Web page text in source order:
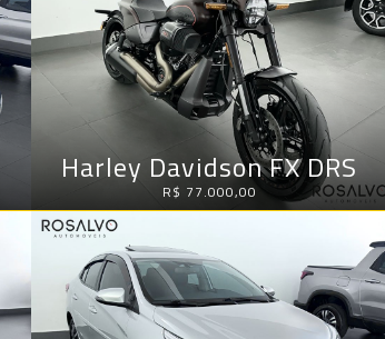
Harley Davidson FX DRS
R$ 77.000,00